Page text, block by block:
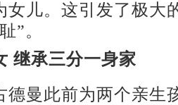
女儿。这引发了极大
”。
承三分一身家
曼此前为两个亲生